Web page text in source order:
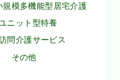
規模多機能型居宅介護
ニット型特養
問介護サービス
その他